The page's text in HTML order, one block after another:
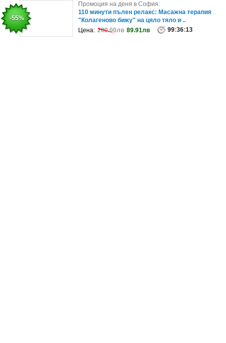
-79%
Промоция на деня в София:
4 масажа на цяло тяло "Изкушението на
Цена: 425.00лв 89.79лв 99: 36:
-55%
Промоция на деня в София:
110 минути пълен релакс: Масажна терапия
"Колагеново бижу" на цяло тяло и ..
Цена: 200.00лв 89.91лв 99:36:13